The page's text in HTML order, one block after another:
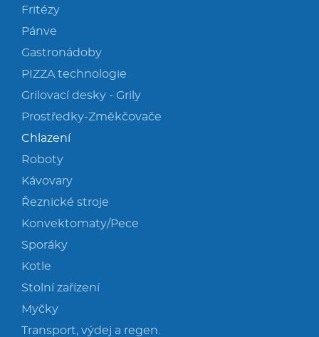
Fritézy
Pánve
Gastronádoby
PIZZA technologie
Grilovací desky - Grily
Prostředky-Změkčovače
Chlazení
Roboty
Kávovary
Řeznické stroje
Konvektomaty/Pece
Sporáky
Kotle
Stolní zařízení
Myčky
Transport, výdej a regen.